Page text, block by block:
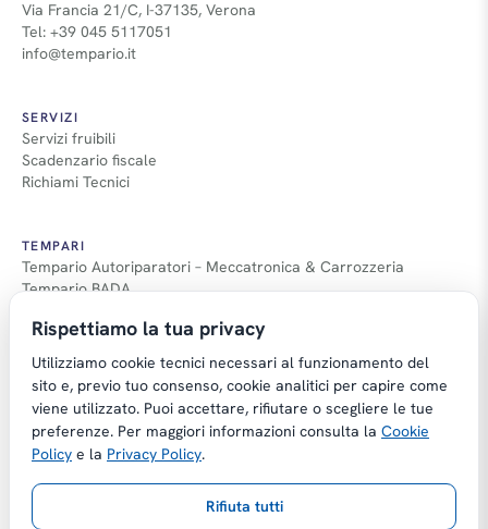
Via Francia 21/C, I-37135, Verona
Tel: +39 045 5117051
info@tempario.it
SERVIZI
Servizi fruibili
Scadenzario fiscale
Richiami Tecnici
TEMPARI
Tempario Autoriparatori – Meccatronica & Carrozzeria
Tempario BADA
Guida Applicazione Tempi
Copyright © Tempario.it | Powered by
Planus Group Srl - P.I. IT03584100238
Gestito da Giancarmelo Pittalà
Rispettiamo la tua privacy
Utilizziamo cookie tecnici necessari al funzionamento del
sito e, previo tuo consenso, cookie analitici per capire come
viene utilizzato. Puoi accettare, rifiutare o scegliere le tue
preferenze. Per maggiori informazioni consulta la Cookie
Policy e la Privacy Policy.
Rifiuta tutti